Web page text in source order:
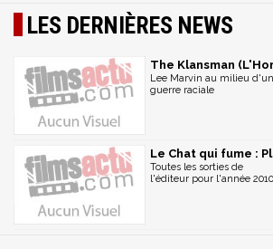
LES DERNIÈRES NEWS
The Klansman
Lee Marvin au milieu
guerre raciale
Le Chat qui fume :
Toutes les sorties de
l'éditeur pour l'année 2010